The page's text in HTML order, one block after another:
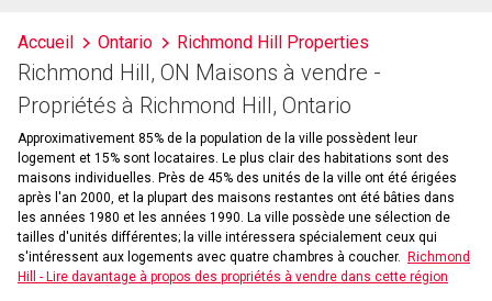
et
les
historiques
d'inscriptions
Accueil Ontario Richmond Hill Properties
Richmond Hill, ON Maisons à vendre -
Propriétés à Richmond Hill, Ontario
Approximativement 85% de la population de la ville possèdent leur
logement et 15% sont locataires. Le plus clair des habitations sont des
maisons individuelles. Près de 45% des unités de la ville ont été érigées
après l'an 2000, et la plupart des maisons restantes ont été bâties dans
les années 1980 et les années 1990. La ville possède une sélection de
tailles d'unités différentes; la ville intéressera spécialement ceux qui
s'intéressent aux logements avec quatre chambres à coucher.
Richmond
Hill - Lire davantage à propos des propriétés à vendre dans cette région